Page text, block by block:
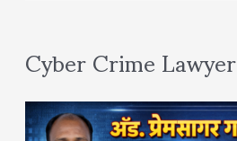
Cyber Crime Lawyer